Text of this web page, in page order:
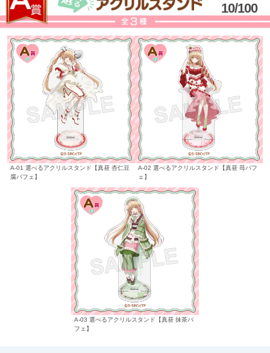
10/100
A-01 選べるアクリルスタンド【真昼 杏仁豆
腐パフェ】
A-02 選べるアクリルスタンド【真昼 苺パフ
ェ】
A-03 選べるアクリルスタンド【真昼 抹茶パ
フェ】